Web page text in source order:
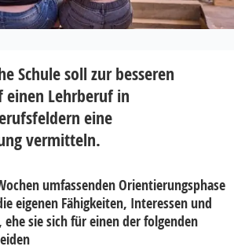
Schule soll zur besseren
Lehrberuf in
eine
vermitteln.
umfassenden Orientierungsphase
eigenen Fähigkeiten, Interessen und
sie sich für einen der folgenden